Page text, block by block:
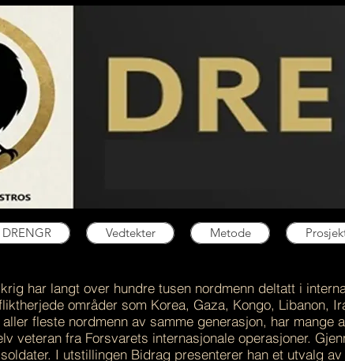
Vedtekter Metode
har langt over hundre tusen nordmenn deltatt i
områder som Korea, Gaza, Kongo, Libanon,
fleste nordmenn av samme generasjon, har
veteran fra Forsvarets internasjonale operasjoner.
I utstillingen Bidrag presenterer han et utvalg